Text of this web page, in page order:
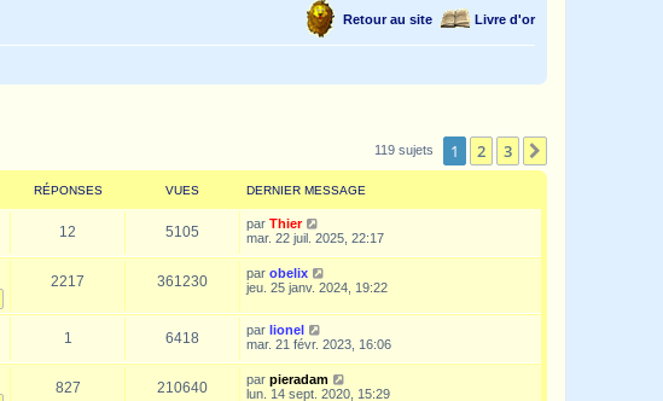
Livre d'or
Retour au site
119 sujets 1 2 3
RÉPONSES VUES DERNIER MESSAGE
12 5105 par Thier
mar. 22 juil. 2025, 22:17
2217 361230 par obelix
jeu. 25 janv. 2024, 19:22
1 6418 par lionel
mar. 21 févr. 2023, 16:06
827 210640 par pieradam
lun. 14 sept. 2020, 15:29